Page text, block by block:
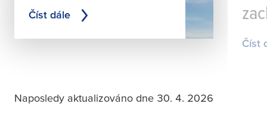
Číst dále
Číst
Naposledy aktualizováno dne 30. 4. 2026